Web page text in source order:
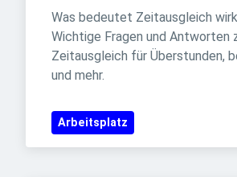
Was bedeutet Zeitausgleich
Wichtige Fragen und Antworten
Zeitausgleich für Überstunden,
und mehr.
Arbeitsplatz